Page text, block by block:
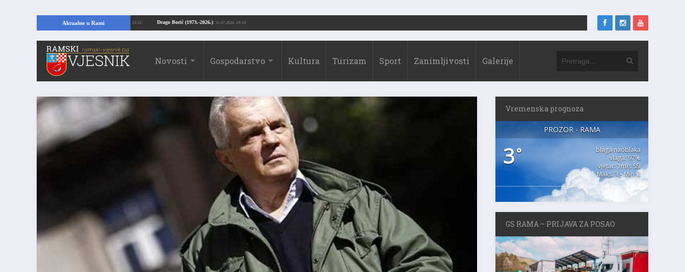
Aktualno u Rami Drago Borić (1973.-2026.) 31.07.2026. 19:10
temelje kuće, pronašao vrijedne arheološke ostatke 24.07.2026. 13:51
Novosti Gospodarstvo Kultura Turizam Sport Zanimljivosti Galerije
Vremenska prognoza
PROZOR - RAMA
3°
blaga naoblaka
vlaga: 97%
vjetar: 1m/s SSI
Maks. 3 • Min. 3
GS RAMA – PRIJAVA ZA POSAO